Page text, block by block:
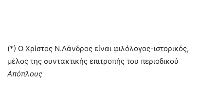
(*) Ο Χρίστος Ν.Λάνδρος είναι φιλόλογος-ιστορικός,
μέλος της συντακτικής επιτροπής του περιοδικού
Απόπλους